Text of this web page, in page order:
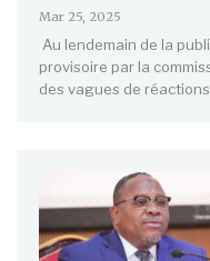
Mar 25, 2025
Au lendemain de la
provisoire par la
des vagues de